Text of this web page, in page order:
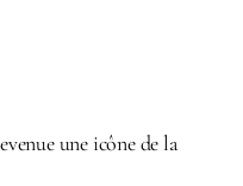
une icône de la